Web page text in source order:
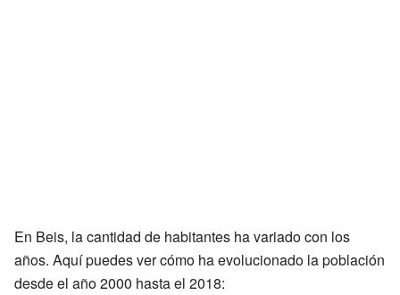
En Beis, la cantidad de habitantes ha variado con los
años. Aquí puedes ver cómo ha evolucionado la población
desde el año 2000 hasta el 2018: